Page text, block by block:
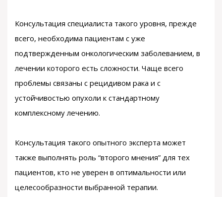
Консультация специалиста такого уровня, прежде
всего, необходима пациентам с уже
подтвержденным онкологическим заболеванием, в
лечении которого есть сложности. Чаще всего
проблемы связаны с рецидивом рака и с
устойчивостью опухоли к стандартному
комплексному лечению.
Консультация такого опытного эксперта может
также выполнять роль “второго мнения” для тех
пациентов, кто не уверен в оптимальности или
целесообразности выбранной терапии.